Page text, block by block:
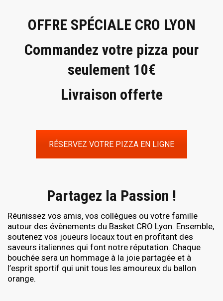
OFFRE SPÉCIALE CRO LYON
Commandez votre pizza pour
seulement 10€
Livraison offerte
RÉSERVEZ VOTRE PIZZA EN LIGNE
Partagez la Passion !
Réunissez vos amis, vos collègues ou votre famille
autour des évènements du Basket CRO Lyon. Ensemble,
soutenez vos joueurs locaux tout en profitant des
saveurs italiennes qui font notre réputation. Chaque
bouchée sera un hommage à la joie partagée et à
l’esprit sportif qui unit tous les amoureux du ballon
orange.